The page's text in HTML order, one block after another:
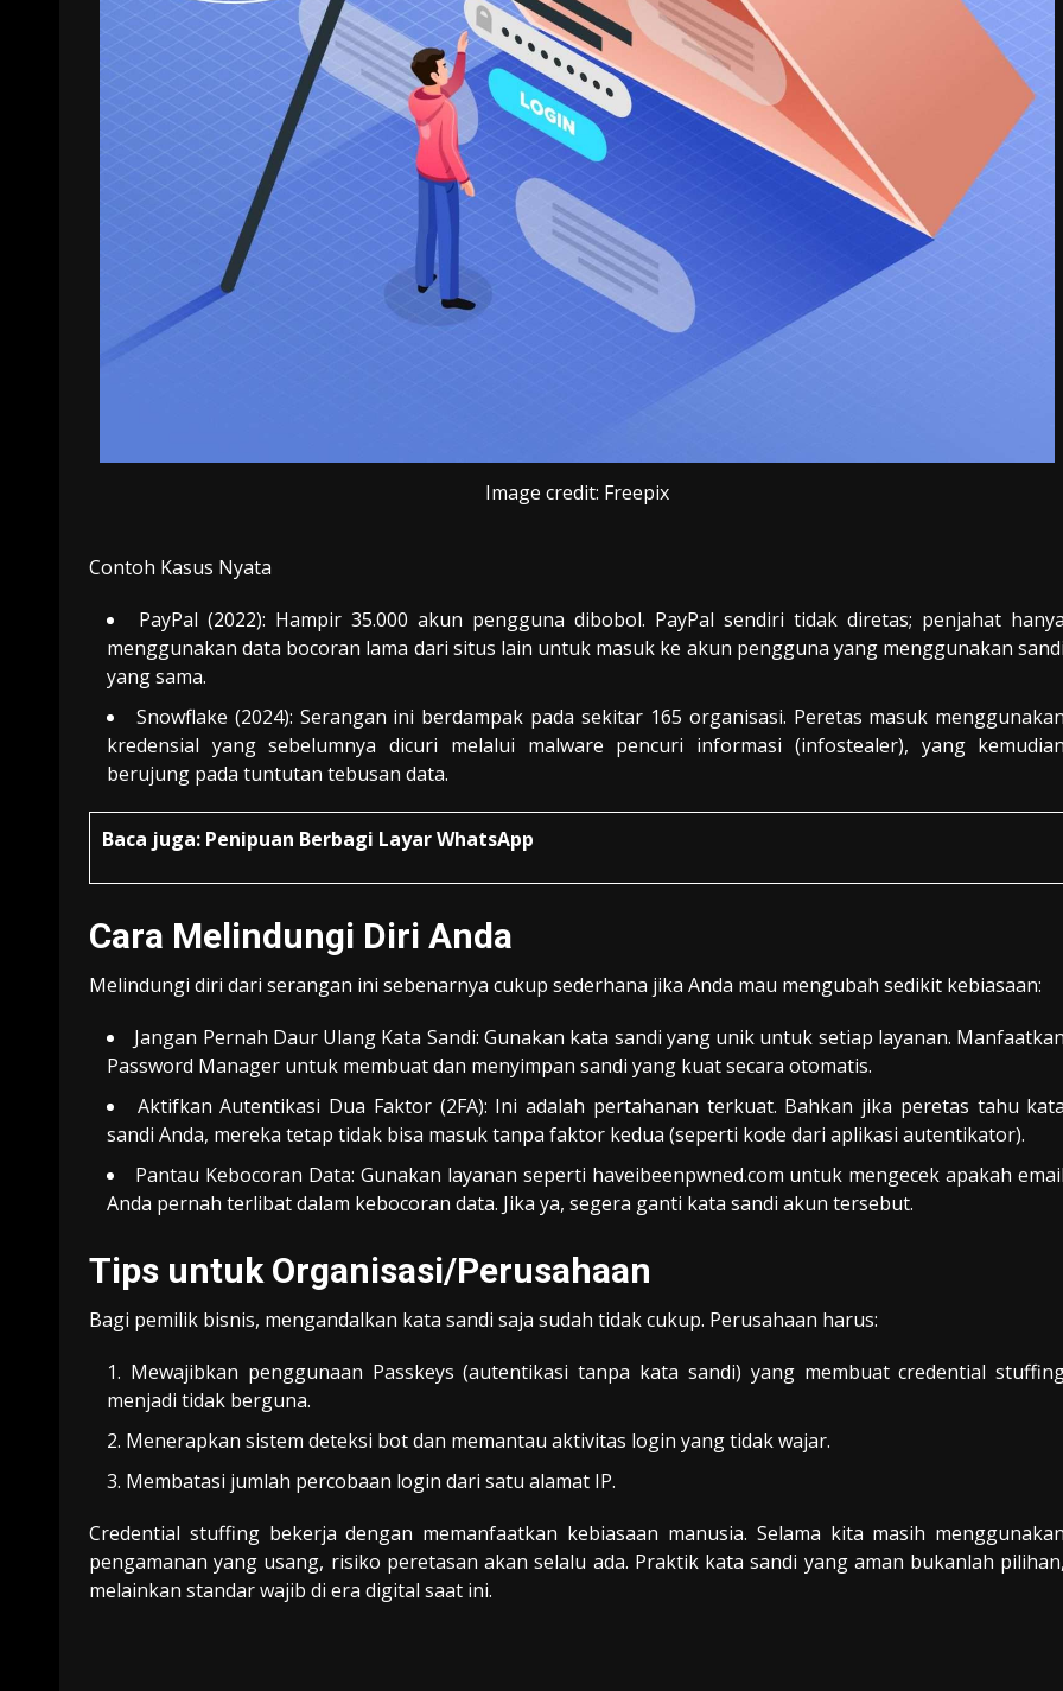
Image credit: Freepix
Contoh Kasus Nyata
PayPal (2022): Hampir 35.000 akun pengguna dibobol. PayPal sendiri tidak diretas; penjahat
menggunakan data bocoran lama dari situs lain untuk masuk ke akun pengguna yang menggunakan
yang sama.
Snowflake (2024): Serangan ini berdampak pada sekitar 165 organisasi. Peretas masuk
kredensial yang sebelumnya dicuri melalui malware pencuri informasi (infostealer), yang
berujung pada tuntutan tebusan data.
Baca juga: Penipuan Berbagi Layar WhatsApp
Cara Melindungi Diri Anda
Melindungi diri dari serangan ini sebenarnya cukup sederhana jika Anda mau mengubah sedikit kebiasaan:
Jangan Pernah Daur Ulang Kata Sandi: Gunakan kata sandi yang unik untuk setiap layanan.
Password Manager untuk membuat dan menyimpan sandi yang kuat secara otomatis.
Aktifkan Autentikasi Dua Faktor (2FA): Ini adalah pertahanan terkuat. Bahkan jika peretas tahu
sandi Anda, mereka tetap tidak bisa masuk tanpa faktor kedua (seperti kode dari aplikasi autentikator).
Pantau Kebocoran Data: Gunakan layanan seperti haveibeenpwned.com untuk mengecek apakah
Anda pernah terlibat dalam kebocoran data. Jika ya, segera ganti kata sandi akun tersebut.
Tips untuk Organisasi/Perusahaan
Bagi pemilik bisnis, mengandalkan kata sandi saja sudah tidak cukup. Perusahaan harus:
Mewajibkan penggunaan Passkeys (autentikasi tanpa kata sandi) yang membuat credential
menjadi tidak berguna.
Menerapkan sistem deteksi bot dan memantau aktivitas login yang tidak wajar.
Membatasi jumlah percobaan login dari satu alamat IP.
Credential stuffing bekerja dengan memanfaatkan kebiasaan manusia. Selama kita masih
pengamanan yang usang, risiko peretasan akan selalu ada. Praktik kata sandi yang aman bukanlah
melainkan standar wajib di era digital saat ini.